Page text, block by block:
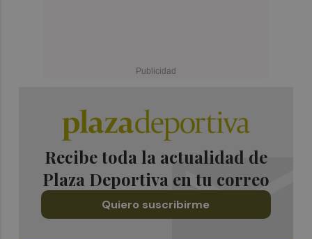
Recibe toda la actualidad de
Plaza Deportiva en tu correo
Quiero suscribirme